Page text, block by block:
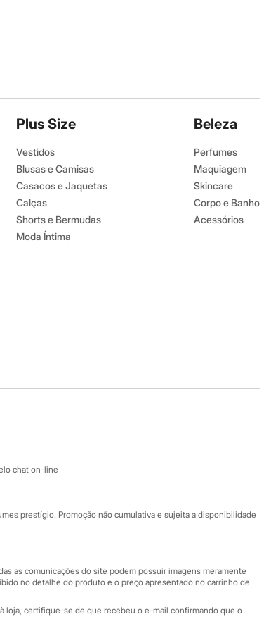
Plus Size
Vestidos
Blusas e Camisas
Casacos e Jaquetas
Calças
Shorts e Bermudas
Moda Íntima
Beleza
Perfumes
Maquiagem
Skincare
Corpo e Banho
Acessórios
Atendimento
Fale conosco
Central de ética
Eventos
chat on-line
prestígio. Promoção não cumulativa e sujeita a disponibilidade
as comunicações do site podem possuir imagens meramente
no detalhe do produto e o preço apresentado no carrinho de
loja, certifique-se de que recebeu o e-mail confirmando que o